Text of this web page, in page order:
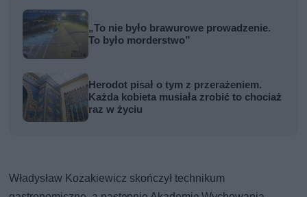
„To nie było brawurowe prowadzenie.
To było morderstwo”
Herodot pisał o tym z przerażeniem.
Każda kobieta musiała zrobić to chociaż
raz w życiu
Władysław Kozakiewicz skończył technikum